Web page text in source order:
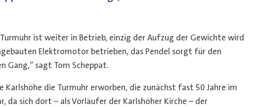
ist weiter in Betrieb, einzig der Aufzug der Gewichte wird
Elektromotor betrieben, das Pendel sorgt für den
Gang,“ sagt Tom Scheppat.
Karlshöhe die Turmuhr erworben, die zunächst fast 50 Jahre im
da sich dort – als Vorläufer der Karlshöher Kirche – der